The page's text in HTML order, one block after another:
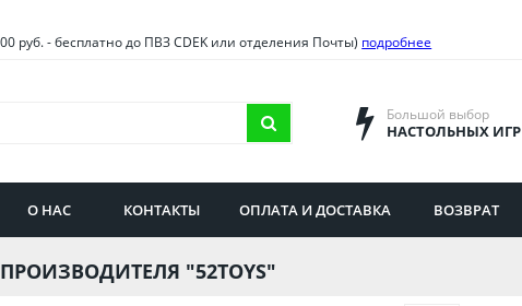
Саратовская область
руб. - бесплатно до ПВЗ CDEK или отделения Почты) подробнее
Большой выбор
НАСТОЛЬНЫХ ИГР
О НАС КОНТАКТЫ ОПЛАТА И ДОСТАВКА ВОЗВРАТ
"52TOYS"